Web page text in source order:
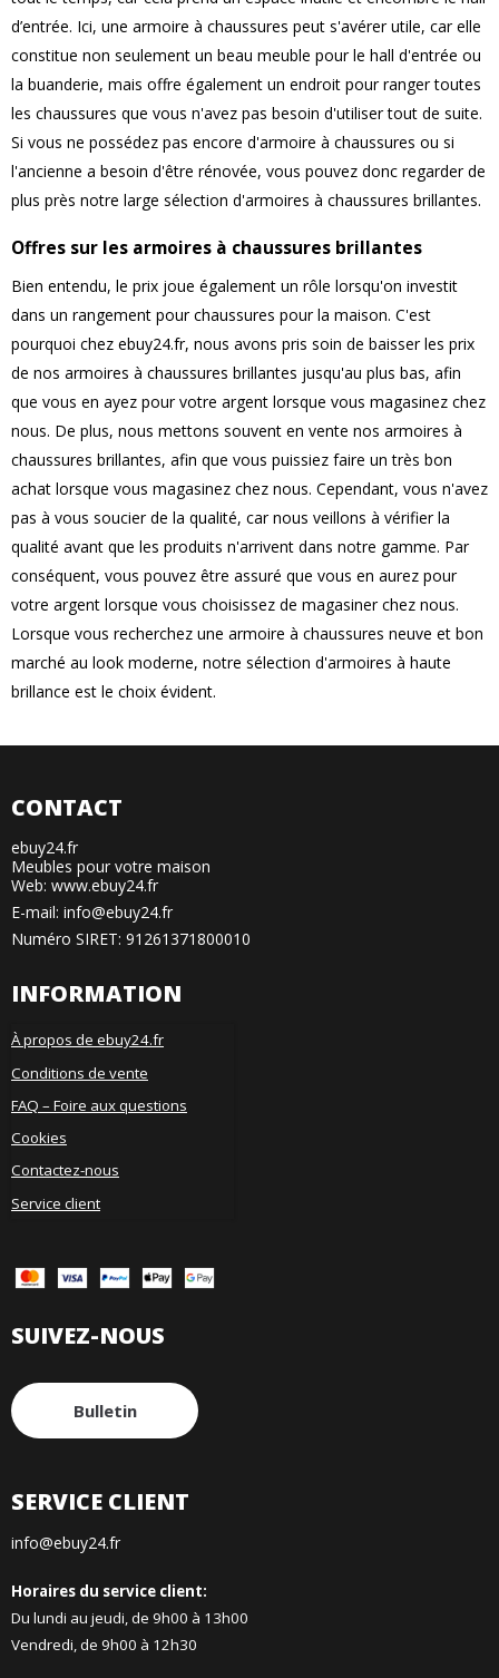
d’entrée. Ici, une armoire à chaussures peut s'avérer utile, car elle
constitue non seulement un beau meuble pour le hall d'entrée ou
la buanderie, mais offre également un endroit pour ranger toutes
les chaussures que vous n'avez pas besoin d'utiliser tout de suite.
Si vous ne possédez pas encore d'armoire à chaussures ou si
l'ancienne a besoin d'être rénovée, vous pouvez donc regarder de
plus près notre large sélection d'armoires à chaussures brillantes.
Offres sur les armoires à chaussures brillantes
Bien entendu, le prix joue également un rôle lorsqu'on investit
dans un rangement pour chaussures pour la maison. C'est
pourquoi chez ebuy24.fr, nous avons pris soin de baisser les prix
de nos armoires à chaussures brillantes jusqu'au plus bas, afin
que vous en ayez pour votre argent lorsque vous magasinez chez
nous. De plus, nous mettons souvent en vente nos armoires à
chaussures brillantes, afin que vous puissiez faire un très bon
achat lorsque vous magasinez chez nous. Cependant, vous n'avez
pas à vous soucier de la qualité, car nous veillons à vérifier la
qualité avant que les produits n'arrivent dans notre gamme. Par
conséquent, vous pouvez être assuré que vous en aurez pour
votre argent lorsque vous choisissez de magasiner chez nous.
Lorsque vous recherchez une armoire à chaussures neuve et bon
marché au look moderne, notre sélection d'armoires à haute
brillance est le choix évident.
CONTACT
ebuy24.fr
Meubles pour votre maison
Web: www.ebuy24.fr
E-mail: info@ebuy24.fr
Numéro SIRET: 91261371800010
INFORMATION
À propos de ebuy24.fr
Conditions de vente
FAQ – Foire aux questions
Cookies
Contactez-nous
Service client
SUIVEZ-NOUS
Bulletin
SERVICE CLIENT
info@ebuy24.fr
Horaires du service client:
Du lundi au jeudi, de 9h00 à 13h00
Vendredi, de 9h00 à 12h30